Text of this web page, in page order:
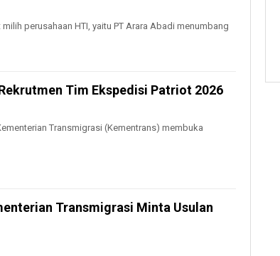
perusahaan HTI, yaitu PT Arara Abadi menumbang
Tim Ekspedisi Patriot 2026
Transmigrasi (Kementrans) membuka
Transmigrasi Minta Usulan